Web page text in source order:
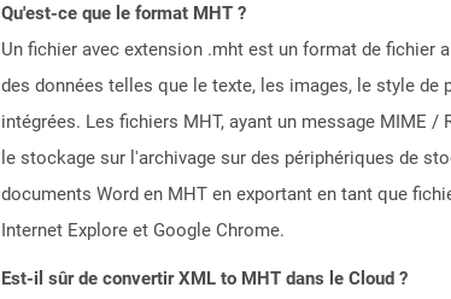
Qu'est-ce que le format MHT ?
Un fichier avec extension .mht est un format de fichier
des données telles que le texte, les images, le style
intégrées. Les fichiers MHT, ayant un message MIME
le stockage sur l'archivage sur des périphériques de
documents Word en MHT en exportant en tant que
Internet Explore et Google Chrome.
Est-il sûr de convertir XML to MHT dans le Cloud ?